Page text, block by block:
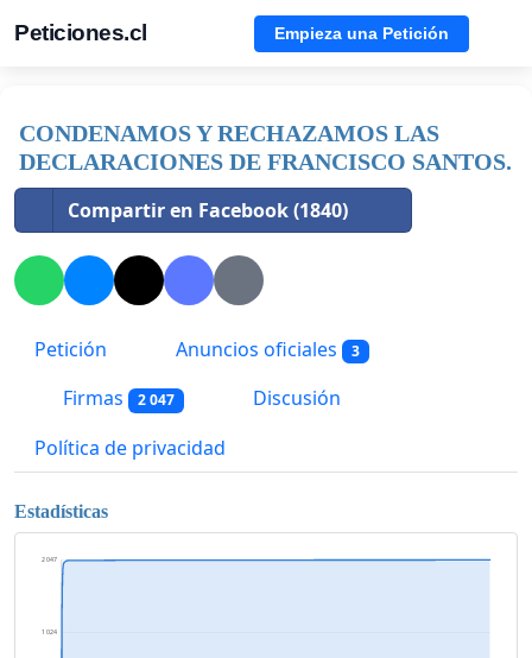
Peticiones.cl Empieza una Petición
CONDENAMOS Y RECHAZAMOS LAS
DECLARACIONES DE FRANCISCO SANTOS.
Compartir en Facebook (1840)
Petición Anuncios oficiales 3
Firmas 2 047
Discusión
Política de privacidad
Estadísticas
1 024
2 047